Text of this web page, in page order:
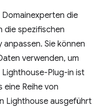
die
die spezifischen
Sie können
verwenden, um
Lighthouse-Plug-in ist
eine Reihe von
Lighthouse ausgeführt